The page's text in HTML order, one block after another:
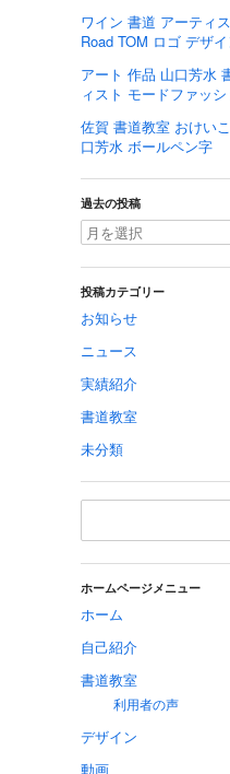
ワイン 書道 アーティ
Road TOM ロゴ デザ
アート 作品 山口芳
ィスト モードファッ
佐賀 書道教室 おけい
口芳水 ボールペン字
過去の投稿
投稿カテゴリー
お知らせ
ニュース
実績紹介
書道教室
未分類
ホームページメニュー
ホーム
自己紹介
書道教室
利用者の声
デザイン
動画